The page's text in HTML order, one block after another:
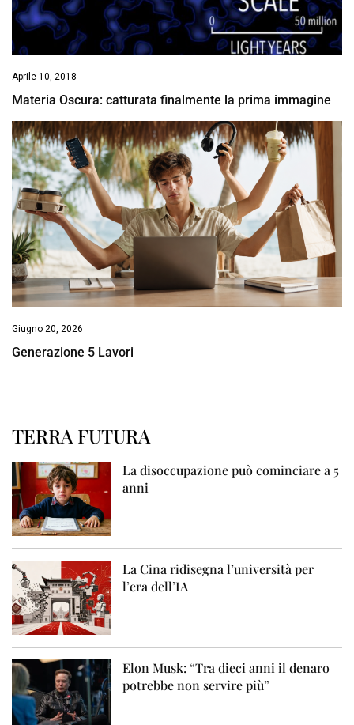
Aprile 10, 2018
Materia Oscura: catturata finalmente la prima immagine
Giugno 20, 2026
Generazione 5 Lavori
TERRA FUTURA
La disoccupazione può cominciare a 5
anni
La Cina ridisegna l’università per
l’era dell’IA
Elon Musk: “Tra dieci anni il denaro
potrebbe non servire più”